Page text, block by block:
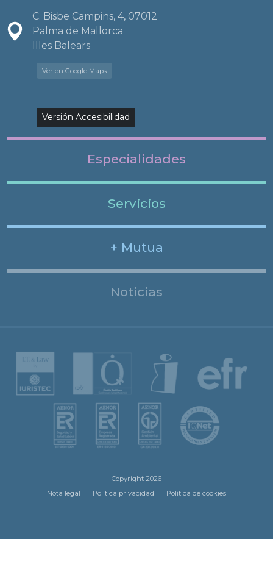
C. Bisbe Campins, 4, 07012
Palma de Mallorca
Illes Balears
Ver en Google Maps
Versión Accesibilidad
Especialidades
Servicios
+ Mutua
Noticias
Copyright 2026
Nota legal
Política privacidad Política de cookies